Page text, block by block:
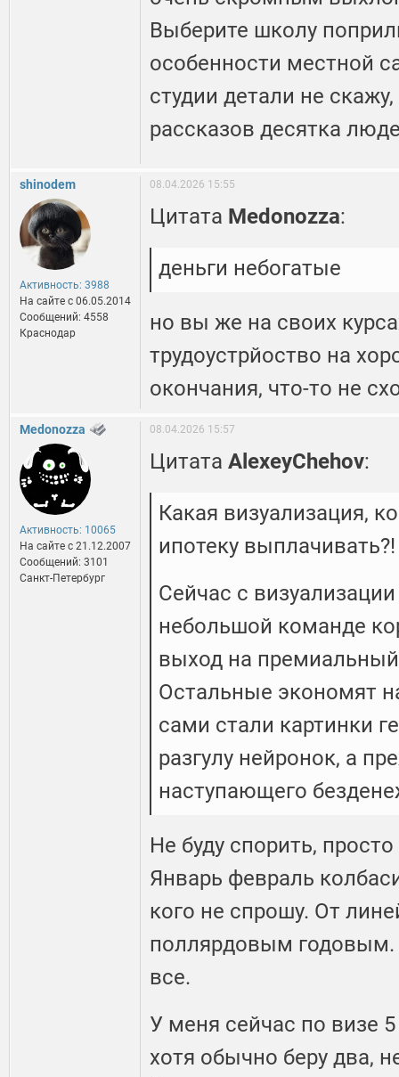
Выберите школу
особенности местной
студии детали не
рассказов десятка
shinodem
Активность: 3988
На сайте c 06.05.2014
Сообщений: 4558
Краснодар
08.04.2026 15:55
Цитата Medonozza:
деньги небогатые
но вы же на своих
трудоустрйоство на
окончания, что-то не
Medonozza
Активность: 10065
На сайте c 21.12.2007
Сообщений: 3101
Санкт-Петербург
08.04.2026 15:57
Цитата AlexeyChehov:
Какая визуализация,
ипотеку выплачивать?!
Сейчас с
небольшой команде
выход на
Остальные экономят
сами стали картинки
разгулу нейронок, а
наступающего
Не буду спорить,
Январь февраль
кого не спрошу. От
поллярдовым годовым.
все.
У меня сейчас по визе
хотя обычно беру два,